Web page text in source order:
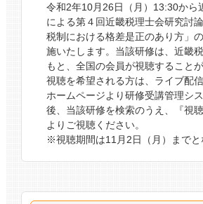
令和2年10月26日（月）13:30から
による第４回近畿税理士会研究討
税制における格差是正のあり方」
施いたします。当該研修は、近畿
もと、全国の会員が視聴することが
視聴を希望される方は、ライブ配
ホームページより研修受講管理シ
後、当該研修を検索のうえ、『視
よりご視聴ください。
※視聴期間は11月2日（月）までと